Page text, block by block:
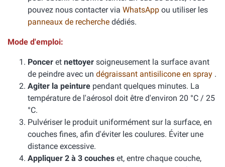
pouvez nous contacter via WhatsApp ou utiliser les
panneaux de recherche dédiés.
Mode d'emploi:
Poncer et nettoyer soigneusement la surface avant
de peindre avec un dégraissant antisilicone en spray .
Agiter la peinture pendant quelques minutes. La
température de l'aérosol doit être d'environ 20 °C / 25
°C.
Pulvériser le produit uniformément sur la surface, en
couches fines, afin d'éviter les coulures. Éviter une
distance excessive.
Appliquer 2 à 3 couches et, entre chaque couche,